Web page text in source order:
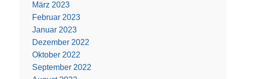
März 2023
Februar 2023
Januar 2023
Dezember 2022
Oktober 2022
September 2022